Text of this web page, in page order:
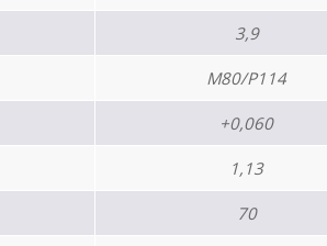
3,9
М80/Р114
+0,060
1,13
70